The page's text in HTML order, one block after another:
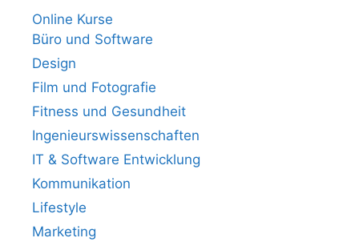
Online Kurse
Büro und Software
Design
Film und Fotografie
Fitness und Gesundheit
Ingenieurswissenschaften
IT & Software Entwicklung
Kommunikation
Lifestyle
Marketing